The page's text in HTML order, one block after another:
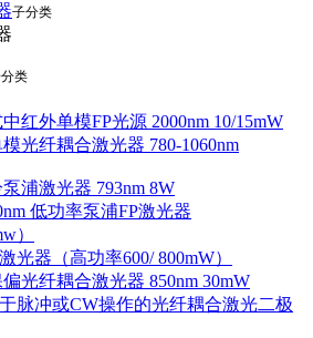
子分类
类
红外单模FP光源 2000nm 10/15mW
光纤耦合激光器 780-1060nm
浦激光器 793nm 8W
低功率泵浦FP激光器
）
光器（高功率600/ 800mW）
光纤耦合激光器 850nm 30mW
脉冲或CW操作的光纤耦合激光二极